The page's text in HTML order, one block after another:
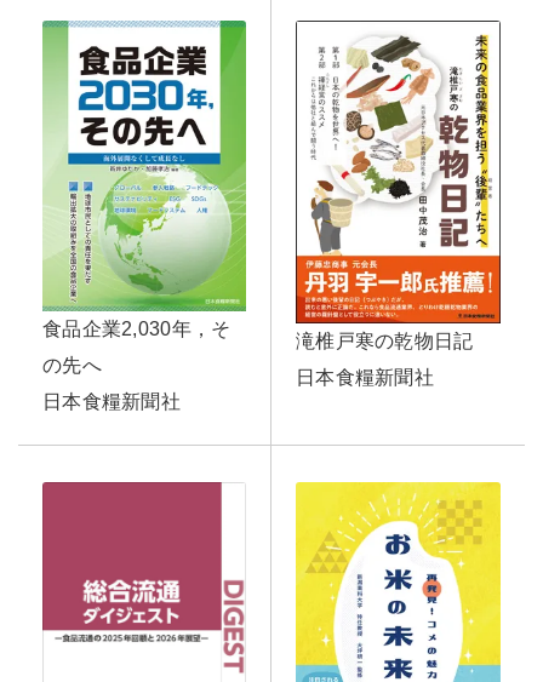
食品企業2,030年，そ
の先へ
日本食糧新聞社
滝椎戸寒の乾物日記
日本食糧新聞社